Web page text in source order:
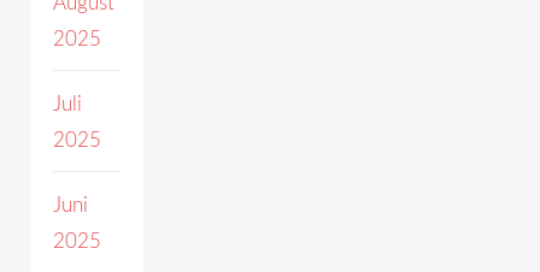
2025
Juli
2025
Juni
2025